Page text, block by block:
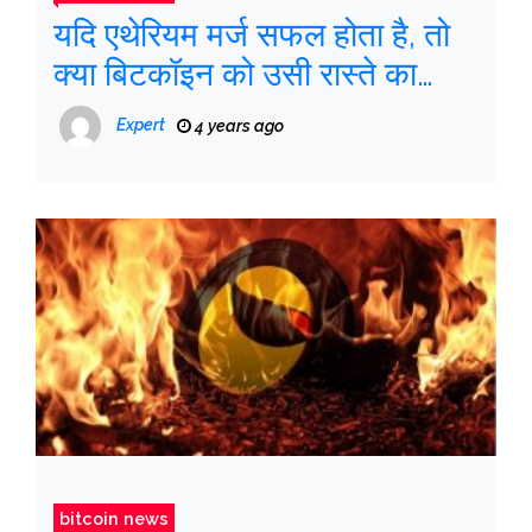
यदि एथेरियम मर्ज सफल होता है, तो
क्या बिटकॉइन को उसी रास्ते का
अनुसरण करना चाहिए?
Expert 4 years ago
bitcoin news